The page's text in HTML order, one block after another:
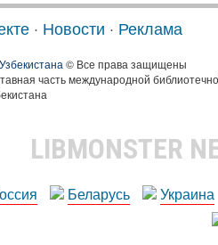
· Новости · Реклама
© Все права защищены
часть международной
LIBMONSTER
Беларусь Украина